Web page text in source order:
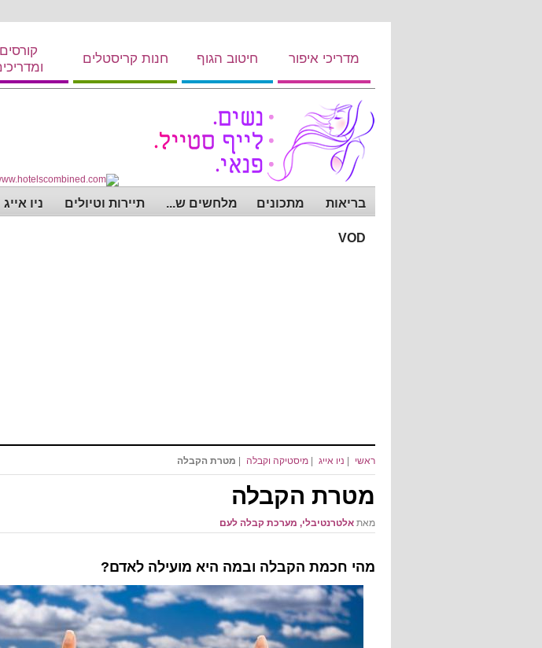
מדריכי איפור חיטוב הגוף חנות קריסטלים
קורסים
בריאות מתכונים מלחשים ש... תיירות וטיולים ניו אייג
VOD
ראשי ניו אייג מיסטיקה וקבלה מטרת הקבלה
מטרת הקבלה
מאת אלטרנטיבלי, מערכת קבלה לעם
מהי חכמת הקבלה ובמה היא מועילה לאדם?